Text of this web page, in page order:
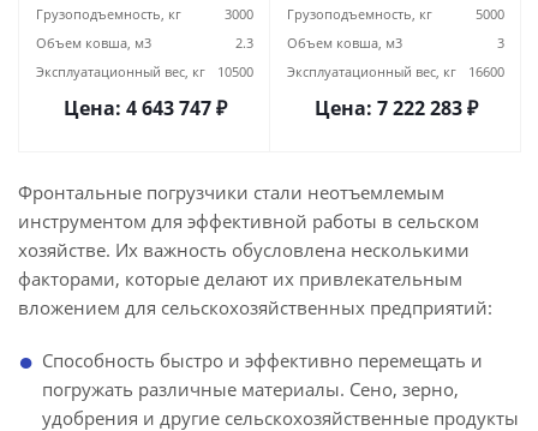
Грузоподъемность, кг
3000
Объем ковша, м3
2.3
Эксплуатационный вес, кг
10500
Цена: 4 643 747₽
Грузоподъемность, кг
5000
Объем ковша, м3
3
Эксплуатационный вес, кг
16600
Цена: 7 222 283₽
Фронтальные погрузчики стали неотъемлемым
инструментом для эффективной работы в сельском
хозяйстве. Их важность обусловлена несколькими
факторами, которые делают их привлекательным
вложением для сельскохозяйственных предприятий:
Способность быстро и эффективно перемещать и
погружать различные материалы. Сено, зерно,
удобрения и другие сельскохозяйственные продукты